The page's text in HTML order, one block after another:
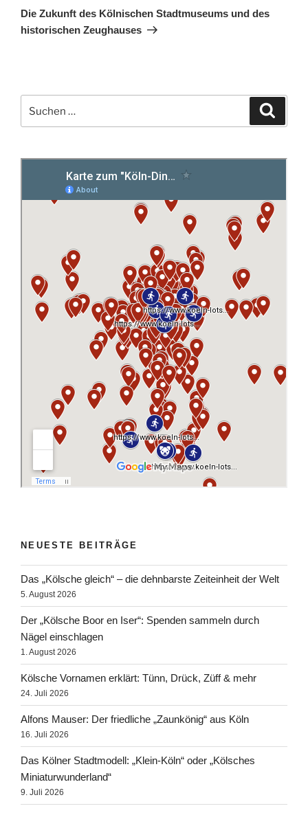
Beitrag
Die Zukunft des Kölnischen Stadtmuseums und des
historischen Zeughauses
nach:
NEUESTE BEITRÄGE
Das „Kölsche gleich“ – die dehnbarste Zeiteinheit der Welt
5. August 2026
Der „Kölsche Boor en Iser“: Spenden sammeln durch
Nägel einschlagen
1. August 2026
Kölsche Vornamen erklärt: Tünn, Drück, Züff & mehr
24. Juli 2026
Alfons Mauser: Der friedliche „Zaunkönig“ aus Köln
16. Juli 2026
Das Kölner Stadtmodell: „Klein-Köln“ oder „Kölsches
Miniaturwunderland“
9. Juli 2026